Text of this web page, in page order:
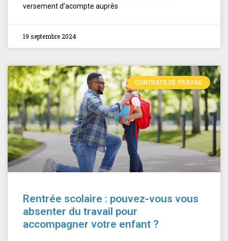
versement d’acompte auprès
19 septembre 2024
CONTRATS DE TRAVAIL
Rentrée scolaire : pouvez-vous vous
absenter du travail pour
accompagner votre enfant ?